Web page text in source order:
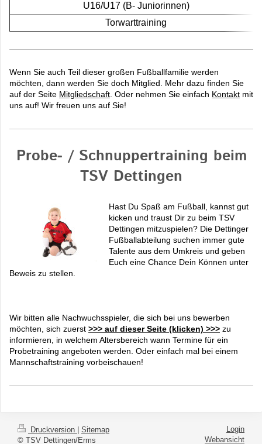
U16/U17 (B- Juniorinnen)
Torwarttraining
Wenn Sie auch Teil dieser großen Fußballfamilie werden
möchten, dann werden Sie doch Mitglied. Mehr dazu finden Sie
auf der Seite Mitgliedschaft. Oder nehmen Sie einfach Kontakt mit
uns auf! Wir freuen uns auf Sie!
Probe- / Schnuppertraining beim
TSV Dettingen
Hast Du Spaß am Fußball, kannst gut
kicken und traust Dir zu beim TSV
Dettingen mitzuspielen? Die Dettinger
Fußballabteilung suchen immer gute
Talente aus dem Umkreis und geben
Euch eine Chance Dein Können unter
Beweis zu stellen.
Wir bitten alle Nachwuchsspieler, die sich bei uns bewerben
möchten, sich zuerst >>> auf dieser Seite (klicken) >>> zu
informieren, in welchem Altersbereich wann Termine für ein
Probetraining angeboten werden. Oder einfach mal bei einem
Mannschaftstraining vorbeischauen!
Druckversion
Sitemap
© TSV Dettingen/Erms
Login
Webansicht